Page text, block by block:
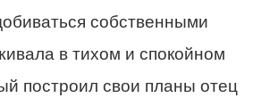
собственными
в тихом и спокойном
построил свои планы отец